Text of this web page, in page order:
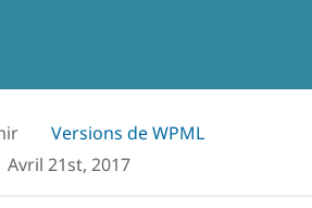
Versions de WPML
Avril 21st, 2017